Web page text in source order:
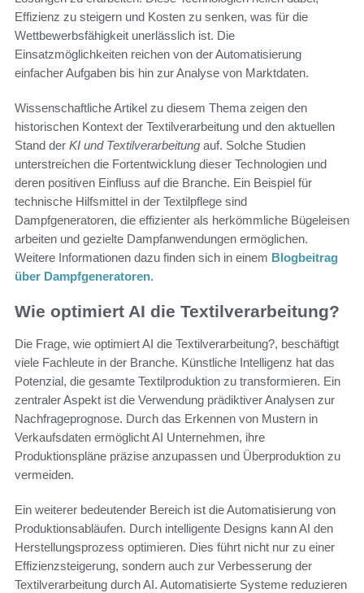
Effizienz zu steigern und Kosten zu senken, was für die
Wettbewerbsfähigkeit unerlässlich ist. Die
Einsatzmöglichkeiten reichen von der Automatisierung
einfacher Aufgaben bis hin zur Analyse von Marktdaten.
Wissenschaftliche Artikel zu diesem Thema zeigen den
historischen Kontext der Textilverarbeitung und den aktuellen
Stand der KI und Textilverarbeitung auf. Solche Studien
unterstreichen die Fortentwicklung dieser Technologien und
deren positiven Einfluss auf die Branche. Ein Beispiel für
technische Hilfsmittel in der Textilpflege sind
Dampfgeneratoren, die effizienter als herkömmliche Bügeleisen
arbeiten und gezielte Dampfanwendungen ermöglichen.
Weitere Informationen dazu finden sich in einem Blogbeitrag
über Dampfgeneratoren.
Wie optimiert AI die Textilverarbeitung?
Die Frage, wie optimiert AI die Textilverarbeitung?, beschäftigt
viele Fachleute in der Branche. Künstliche Intelligenz hat das
Potenzial, die gesamte Textilproduktion zu transformieren. Ein
zentraler Aspekt ist die Verwendung prädiktiver Analysen zur
Nachfrageprognose. Durch das Erkennen von Mustern in
Verkaufsdaten ermöglicht AI Unternehmen, ihre
Produktionspläne präzise anzupassen und Überproduktion zu
vermeiden.
Ein weiterer bedeutender Bereich ist die Automatisierung von
Produktionsabläufen. Durch intelligente Designs kann AI den
Herstellungsprozess optimieren. Dies führt nicht nur zu einer
Effizienzsteigerung, sondern auch zur Verbesserung der
Textilverarbeitung durch AI. Automatisierte Systeme reduzieren